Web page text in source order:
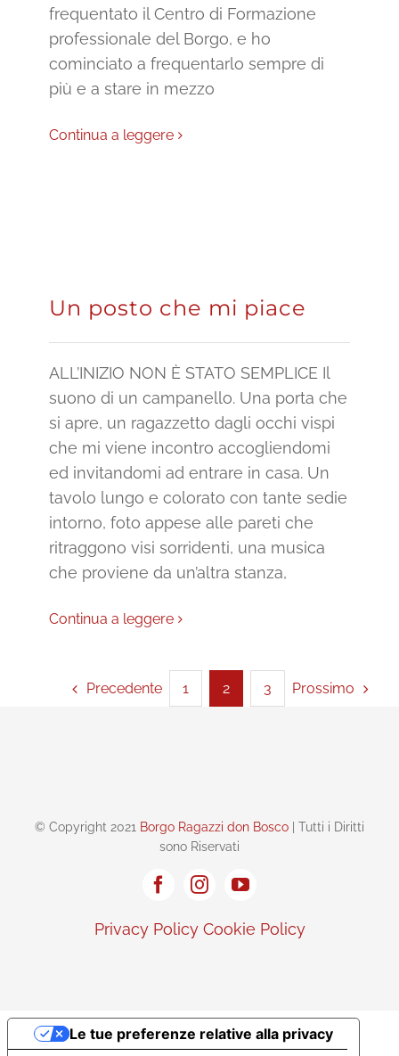
frequentato il Centro di Formazione
professionale del Borgo, e ho
cominciato a frequentarlo sempre di
più e a stare in mezzo
Continua a leggere
Un posto che mi piace
ALL’INIZIO NON È STATO SEMPLICE Il
suono di un campanello. Una porta che
si apre, un ragazzetto dagli occhi vispi
che mi viene incontro accogliendomi
ed invitandomi ad entrare in casa. Un
tavolo lungo e colorato con tante sedie
intorno, foto appese alle pareti che
ritraggono visi sorridenti, una musica
che proviene da un’altra stanza,
Continua a leggere
Precedente 1 2 3 Prossimo
© Copyright 2021 Borgo Ragazzi don Bosco | Tutti i Diritti
sono Riservati
Privacy Policy Cookie Policy
Le tue preferenze relative alla privacy